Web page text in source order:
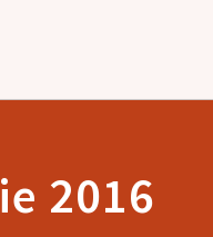
2016